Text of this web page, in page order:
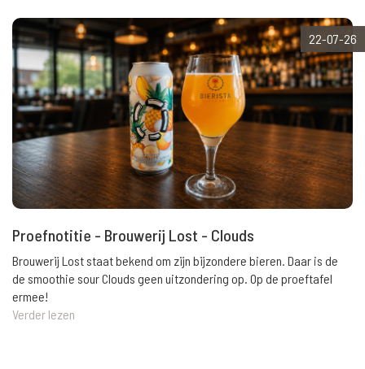
22-07-26
Proefnotitie - Brouwerij Lost - Clouds
Brouwerij Lost staat bekend om zijn bijzondere bieren. Daar is de
de smoothie sour Clouds geen uitzondering op. Op de proeftafel
ermee!
Verder lezen